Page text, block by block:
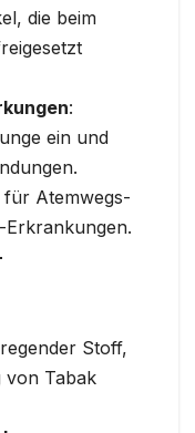
die beim
:
ein und
für Atemwegs-
Stoff,
von Tabak